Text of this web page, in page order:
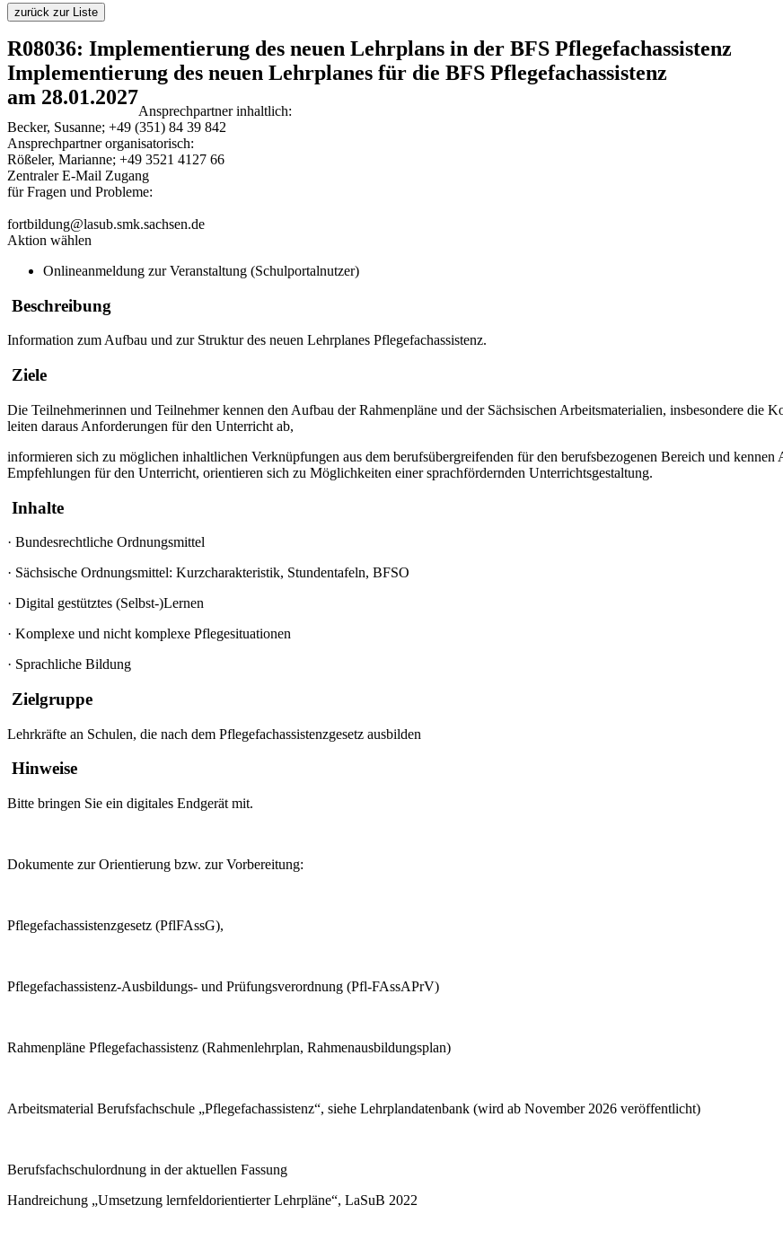
zurück zur Liste
R08036: Implementierung des neuen Lehrplans in der BFS Pflegefachassistenz
Implementierung des neuen Lehrplanes für die BFS Pflegefachassistenz
am 28.01.2027
Ansprechpartner inhaltlich:
Becker, Susanne; +49 (351) 84 39 842
Ansprechpartner organisatorisch:
Rößeler, Marianne; +49 3521 4127 66
Zentraler E-Mail Zugang
für Fragen und Probleme:
fortbildung@lasub.smk.sachsen.de
Aktion wählen
Onlineanmeldung zur Veranstaltung (Schulportalnutzer)
Beschreibung
Information zum Aufbau und zur Struktur des neuen Lehrplanes Pflegefachassistenz.
Ziele
Die Teilnehmerinnen und Teilnehmer kennen den Aufbau der Rahmenpläne und der Sächsischen Arbeitsmaterialien, insbesondere die
leiten daraus Anforderungen für den Unterricht ab,
informieren sich zu möglichen inhaltlichen Verknüpfungen aus dem berufsübergreifenden für den berufsbezogenen Bereich und
Empfehlungen für den Unterricht, orientieren sich zu Möglichkeiten einer sprachfördernden Unterrichtsgestaltung.
Inhalte
· Bundesrechtliche Ordnungsmittel
· Sächsische Ordnungsmittel: Kurzcharakteristik, Stundentafeln, BFSO
· Digital gestütztes (Selbst-)Lernen
· Komplexe und nicht komplexe Pflegesituationen
· Sprachliche Bildung
Zielgruppe
Lehrkräfte an Schulen, die nach dem Pflegefachassistenzgesetz ausbilden
Hinweise
Bitte bringen Sie ein digitales Endgerät mit.
Dokumente zur Orientierung bzw. zur Vorbereitung:
Pflegefachassistenzgesetz (PflFAssG),
Pflegefachassistenz-Ausbildungs- und Prüfungsverordnung (Pfl-FAssAPrV)
Rahmenpläne Pflegefachassistenz (Rahmenlehrplan, Rahmenausbildungsplan)
Arbeitsmaterial Berufsfachschule „Pflegefachassistenz“, siehe Lehrplandatenbank (wird ab November 2026 veröffentlicht)
Berufsfachschulordnung in der aktuellen Fassung
Handreichung „Umsetzung lernfeldorientierter Lehrpläne“, LaSuB 2022